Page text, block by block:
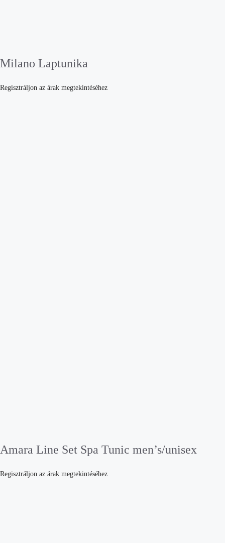
Milano Laptunika
Regisztráljon az árak megtekintéséhez
Amara Line Set Spa Tunic men’s/unisex
Regisztráljon az árak megtekintéséhez